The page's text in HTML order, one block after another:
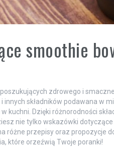
smoothie
zdrowego i
składników podawana w
kuchni. Dzięki różnorodności
nie tylko wskazówki
różne przepisy oraz propozycje
które orzeźwią Twoje poranki!